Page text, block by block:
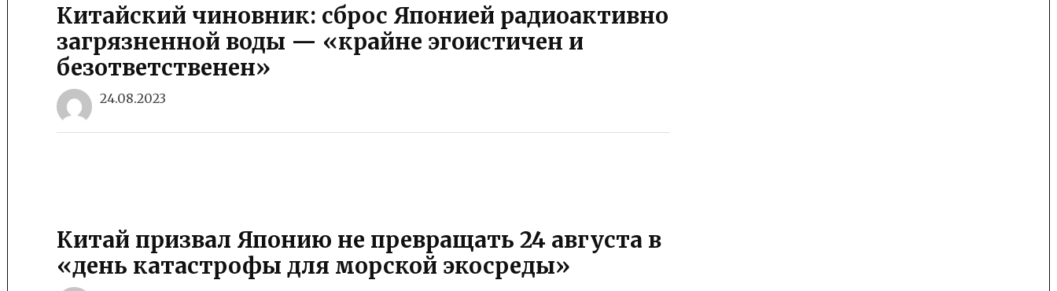
Китайский чиновник: сброс Японией радиоактивно
загрязненной воды — «крайне эгоистичен и
безответственен»
24.08.2023
Китай призвал Японию не превращать 24 августа в
«день катастрофы для морской экосреды»